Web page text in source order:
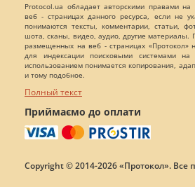
Protocol.ua обладает авторскими правами
веб - страницах данного ресурса, если не
понимаются тексты, комментарии, статьи,
шота, сканы, видео, аудио, другие материалы.
размещенных на веб - страницах «Протокол»
для индексации поисковыми системами
использованием понимается копирования,
и тому подобное.
Полный текст
Приймаємо до оплати
Copyright © 2014-2026 «Протокол».